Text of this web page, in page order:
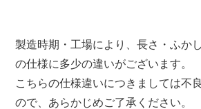
製造時期・工場により、長さ・ふか
の仕様に多少の違いがございます。
こちらの仕様違いにつきましては不
ので、あらかじめご了承ください。